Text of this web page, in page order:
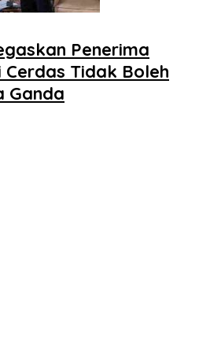
Penerima
Cerdas Tidak Boleh
Ganda